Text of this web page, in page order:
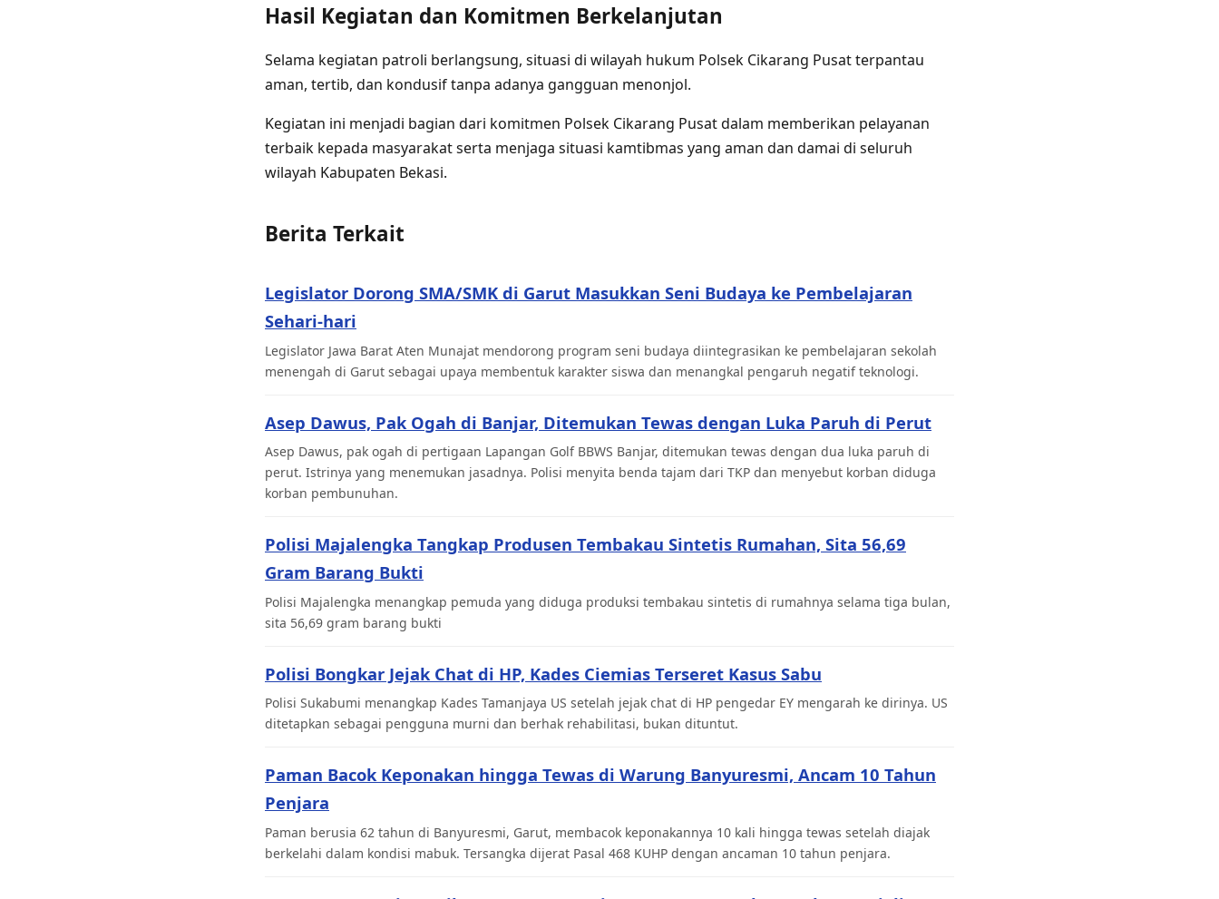
Hasil Kegiatan dan Komitmen Berkelanjutan
Selama kegiatan patroli berlangsung, situasi di wilayah hukum Polsek Cikarang Pusat terpantau
aman, tertib, dan kondusif tanpa adanya gangguan menonjol.
Kegiatan ini menjadi bagian dari komitmen Polsek Cikarang Pusat dalam memberikan pelayanan
terbaik kepada masyarakat serta menjaga situasi kamtibmas yang aman dan damai di seluruh
wilayah Kabupaten Bekasi.
Berita Terkait
Legislator Dorong SMA/SMK di Garut Masukkan Seni Budaya ke Pembelajaran
Sehari-hari
Legislator Jawa Barat Aten Munajat mendorong program seni budaya diintegrasikan ke pembelajaran sekolah
menengah di Garut sebagai upaya membentuk karakter siswa dan menangkal pengaruh negatif teknologi.
Asep Dawus, Pak Ogah di Banjar, Ditemukan Tewas dengan Luka Paruh di Perut
Asep Dawus, pak ogah di pertigaan Lapangan Golf BBWS Banjar, ditemukan tewas dengan dua luka paruh di
perut. Istrinya yang menemukan jasadnya. Polisi menyita benda tajam dari TKP dan menyebut korban diduga
korban pembunuhan.
Polisi Majalengka Tangkap Produsen Tembakau Sintetis Rumahan, Sita 56,69
Gram Barang Bukti
Polisi Majalengka menangkap pemuda yang diduga produksi tembakau sintetis di rumahnya selama tiga bulan,
sita 56,69 gram barang bukti
Polisi Bongkar Jejak Chat di HP, Kades Ciemias Terseret Kasus Sabu
Polisi Sukabumi menangkap Kades Tamanjaya US setelah jejak chat di HP pengedar EY mengarah ke dirinya. US
ditetapkan sebagai pengguna murni dan berhak rehabilitasi, bukan dituntut.
Paman Bacok Keponakan hingga Tewas di Warung Banyuresmi, Ancam 10 Tahun
Penjara
Paman berusia 62 tahun di Banyuresmi, Garut, membacok keponakannya 10 kali hingga tewas setelah diajak
berkelahi dalam kondisi mabuk. Tersangka dijerat Pasal 468 KUHP dengan ancaman 10 tahun penjara.